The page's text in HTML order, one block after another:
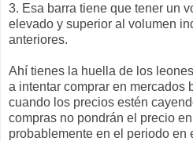
3. Esa barra tiene que tener un
elevado y superior al volumen
anteriores.
Ahí tienes la huella de los
a intentar comprar en mercados
cuando los precios estén
compras no pondrán el precio
probablemente en el periodo en